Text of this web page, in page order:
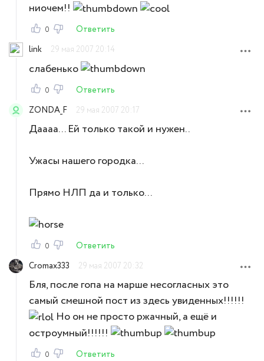
ниочем!!
0
Ответить
link
29 мая 2007 20:14
слабенько
0
Ответить
ZONDA_F
29 мая 2007 20:17
Даааа... Ей только такой и нужен..
Ужасы нашего городка...
Прямо НЛП да и только...
0
Ответить
Cromax333
29 мая 2007 20:32
Бля, после гопа на марше несогласных это
самый смешной пост из здесь увиденных!!!!!!
Но он не просто ржачный, а ещё и
остроумный!!!!!!
0
Ответить